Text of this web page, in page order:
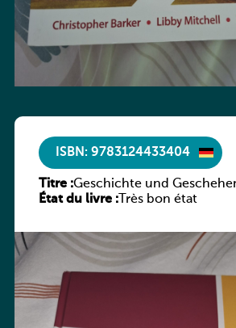
ISBN: 9783124433404
Titre :Geschichte und
Rheinland-Pfalz
État du livre :Très bon état